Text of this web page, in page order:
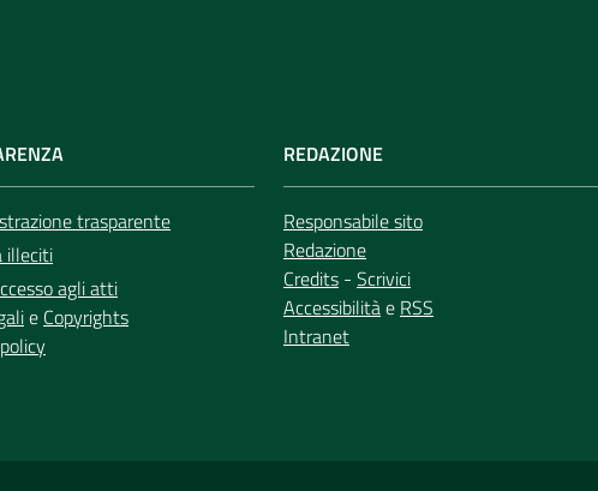
trasparente
illeciti
agli atti
e Copyrights
REDAZIONE
Responsabile sito
Redazione
Credits - Scrivici
Accessibilitàe RSS
Intranet